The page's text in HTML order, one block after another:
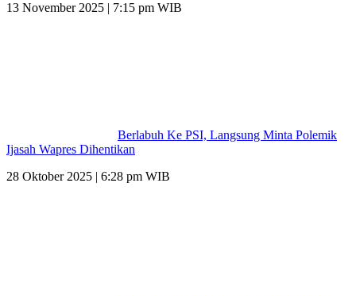
13 November 2025 | 7:15 pm WIB
Berlabuh Ke PSI, Langsung Minta Polemik
Ijasah Wapres Dihentikan
28 Oktober 2025 | 6:28 pm WIB